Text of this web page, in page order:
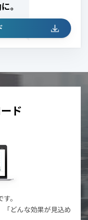
。
ド
。
「どんな効果が見込め